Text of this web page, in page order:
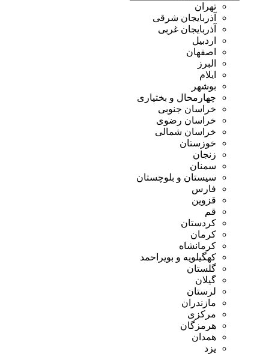
تهران
آذربایجان شرقی
آذربایجان غربی
اردبیل
اصفهان
البرز
ایلام
بوشهر
چهارمحال و بختیاری
خراسان جنوبی
خراسان رضوی
خراسان شمالی
خوزستان
زنجان
سمنان
سیستان و بلوچستان
فارس
قزوین
قم
کردستان
کرمان
کرمانشاه
کهگیلویه و بویراحمد
گلستان
گیلان
لرستان
مازندران
مرکزی
هرمزگان
همدان
یزد